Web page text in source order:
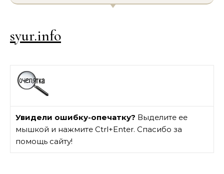
syur.info
Увидели ошибку-опечатку? Выделите ее
мышкой и нажмите Ctrl+Enter. Спасибо за
помощь сайту!